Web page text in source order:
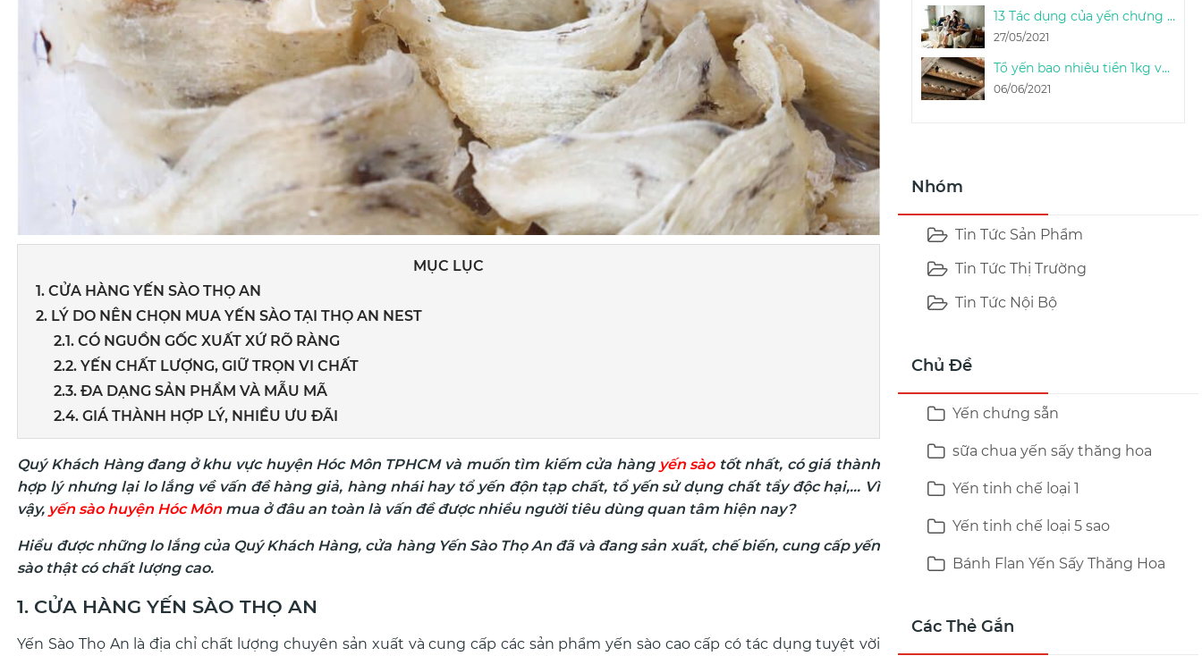
MỤC LỤC
1. CỬA HÀNG YẾN SÀO THỌ AN
2. LÝ DO NÊN CHỌN MUA YẾN SÀO TẠI THỌ AN NEST
2.1. CÓ NGUỒN GỐC XUẤT XỨ RÕ RÀNG
2.2. YẾN CHẤT LƯỢNG, GIỮ TRỌN VI CHẤT
2.3. ĐA DẠNG SẢN PHẨM VÀ MẪU MÃ
2.4. GIÁ THÀNH HỢP LÝ, NHIỀU ƯU ĐÃI
Quý Khách Hàng đang ở khu vực huyện Hóc Môn TPHCM và muốn tìm kiếm cửa hàng yến sào tốt nhất, có giá thành
hợp lý nhưng lại lo lắng về vấn đề hàng giả, hàng nhái hay tổ yến độn tạp chất, tổ yến sử dụng chất tẩy độc hại,... Vì
vậy, yến sào huyện Hóc Môn mua ở đâu an toàn là vấn đề được nhiều người tiêu dùng quan tâm hiện nay?
Hiểu được những lo lắng của Quý Khách Hàng, cửa hàng Yến Sào Thọ An đã và đang sản xuất, chế biến, cung cấp yến
sào thật có chất lượng cao.
1. CỬA HÀNG YẾN SÀO THỌ AN
Yến Sào Thọ An là địa chỉ chất lượng chuyên sản xuất và cung cấp các sản phẩm yến sào cao cấp có tác dụng tuyệt vời
13 Tác dụng của yến chưng & cách phát huy công dụng của tổ yến chưng
27/05/2021
Tổ yến bao nhiêu tiền 1kg và bao nhiêu tổ yến được 1kg
06/06/2021
Nhóm
Tin Tức Sản Phẩm
Tin Tức Thị Trường
Tin Tức Nội Bộ
Chủ Đề
Yến chưng sẵn
sữa chua yến sấy thăng hoa
Yến tinh chế loại 1
Yến tinh chế loại 5 sao
Bánh Flan Yến Sấy Thăng Hoa
Các Thẻ Gắn